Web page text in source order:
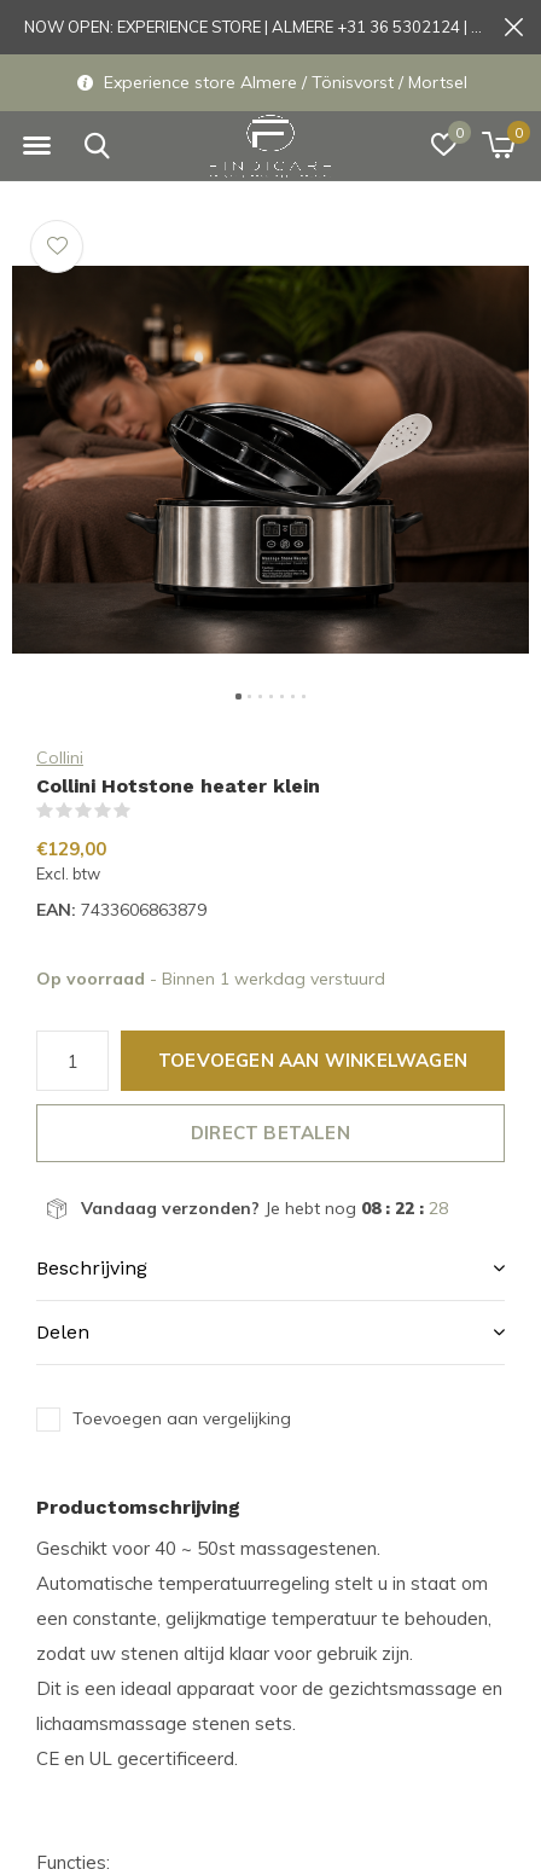
0 0
Experience store Almere / Tönisvorst / Mortsel
Collini
Collini Hotstone heater klein
€129,00
Excl. btw
EAN: 7433606863879
Op voorraad - Binnen 1 werkdag verstuurd
TOEVOEGEN AAN WINKELWAGEN
DIRECT BETALEN
Vandaag verzonden? Je hebt nog 08 : 22 : 27
Beschrijving
Delen
Toevoegen aan vergelijking
Productomschrijving
Geschikt voor 40 ~ 50st massagestenen.
Automatische temperatuurregeling stelt u in staat om
een constante, gelijkmatige temperatuur te behouden,
zodat uw stenen altijd klaar voor gebruik zijn.
Dit is een ideaal apparaat voor de gezichtsmassage en
lichaamsmassage stenen sets.
CE en UL gecertificeerd.
Functies: